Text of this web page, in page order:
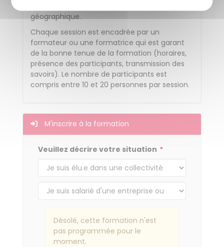
géographique.
Chaque session est encadrée par un
formateur ou une formatrice qui est garant
de la bonne tenue de la formation (horaires,
présence des participants, transmission des
savoirs). Le nombre de participants est
compris entre 10 et 20 personnes par session.
M'inscrire à la formation
Veuillez décrire votre situation
Désolé, cette formation n'est
pas programmée pour le
moment.